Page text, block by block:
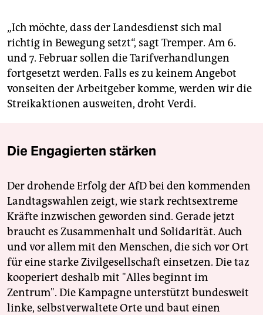
„Ich möchte, dass der Landesdienst sich mal
richtig in Bewegung setzt“, sagt Tremper. Am 6.
und 7. Februar sollen die Tarifverhandlungen
fortgesetzt werden. Falls es zu keinem Angebot
vonseiten der Arbeitgeber komme, werden wir die
Streikaktionen ausweiten, droht Verdi.
Die Engagierten stärken
Der drohende Erfolg der AfD bei den kommenden
Landtagswahlen zeigt, wie stark rechtsextreme
Kräfte inzwischen geworden sind. Gerade jetzt
braucht es Zusammenhalt und Solidarität. Auch
und vor allem mit den Menschen, die sich vor Ort
für eine starke Zivilgesellschaft einsetzen. Die taz
kooperiert deshalb mit "Alles beginnt im
Zentrum". Die Kampagne unterstützt bundesweit
linke, selbstverwaltete Orte und baut einen